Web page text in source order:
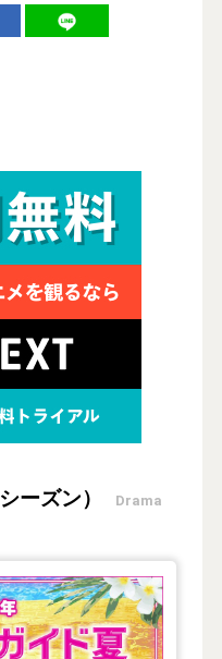
ーズン） Drama
イド